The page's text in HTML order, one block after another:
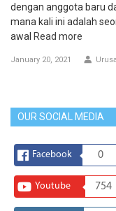
dengan anggota baru
mana kali ini adalah
awal Read more
January 20, 2021
OUR SOCIAL MEDIA
Facebook 0
Youtube 754